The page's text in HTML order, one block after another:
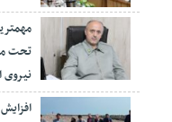
تحت